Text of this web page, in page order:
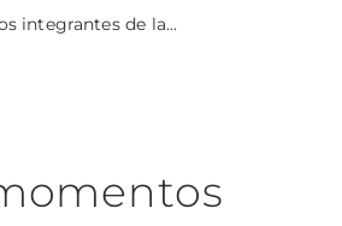
integrantes de la...